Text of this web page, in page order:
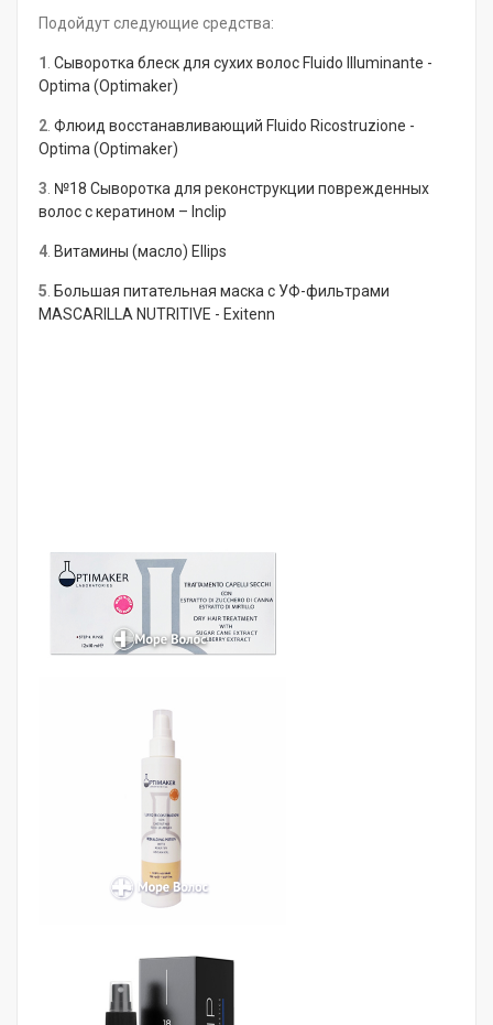
Подойдут следующие средства:
1 . Сыворотка блеск для сухих волос Fluido Illuminante -
Optima (Optimaker)
2. Флюид восстанавливающий Fluido Ricostruzione -
Optima (Optimaker)
3. №18 Сыворотка для реконструкции поврежденных
волос с кератином – Inclip
4. Витамины (масло) Ellips
5. Большая питательная маска с УФ-фильтрами
MASCARILLA NUTRITIVE - Exitenn